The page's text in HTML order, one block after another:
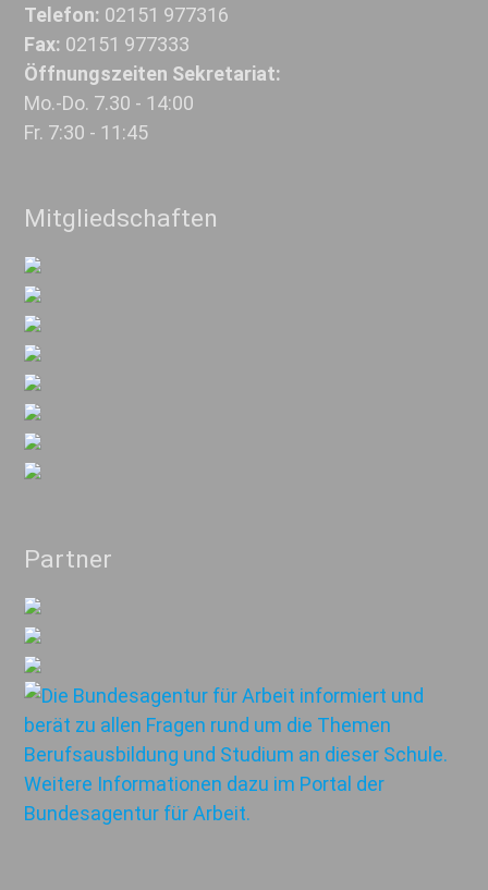
Telefon: 02151 977316
Fax: 02151 977333
Öffnungszeiten Sekretariat:
Mo.-Do. 7.30 - 14:00
Fr. 7:30 - 11:45
Mitgliedschaften
Partner